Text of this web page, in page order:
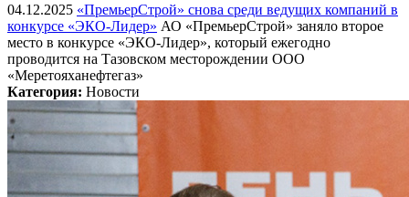
04.12.2025 «ПремьерСтрой» снова среди ведущих компаний в
конкурсе «ЭКО-Лидер» АО «ПремьерСтрой» заняло второе
место в конкурсе «ЭКО-Лидер», который ежегодно
проводится на Тазовском месторождении ООО
«Меретояханефтегаз»
Категория: Новости